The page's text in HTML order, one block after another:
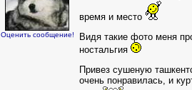
Оценить сообщение!
время и место
Видя такие фото меня
ностальгия
Привез сушеную
очень понравилась, и